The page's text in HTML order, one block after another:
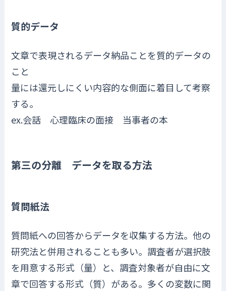
質的データ
文章で表現されるデータ納品ことを質的データの
こと
量には還元しにくい内容的な側面に着目して考察
する。
ex.会話 心理臨床の面接 当事者の本
第三の分離 データを取る方法
質問紙法
質問紙への回答からデータを収集する方法。他の
研究法と併用されることも多い。調査者が選択肢
を用意する形式（量）と、調査対象者が自由に文
章で回答する形式（質）がある。多くの変数に関